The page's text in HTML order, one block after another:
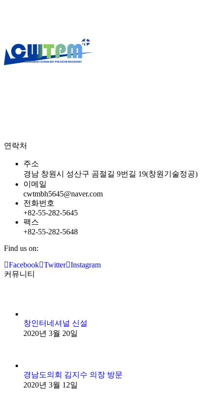
연락처
주소
경남 창원시 성산구 곰절길 9번길 19(창원기술정공)
이메일
cwtmbh5645@naver.com
전화번호
+82-55-282-5645
팩스
+82-55-282-5648
Find us on:
Facebook Twitter Instagram
커뮤니티
창인터네셔널 신설
2020년 3월 20일
경남도의회 김지수 의장 방문
2020년 3월 12일